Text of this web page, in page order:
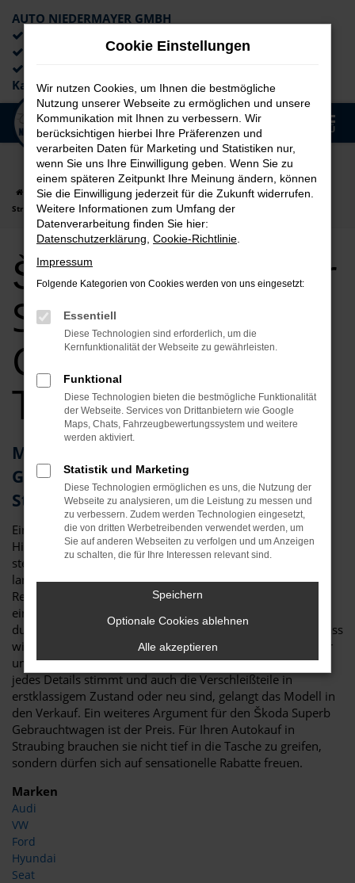
Zum
Hauptinhalt
springen
AUTO NIEDERMAYER GMBH
Lieferung an die Haustür
Kaufabwicklung
MENÜ
Startseite Straubing Škoda Škoda Superb
Škoda Superb für
Straubing Gebrauchtwagen Top Angebote
Škoda Superb für
Straubing
Gebrauchtwagen
Top Angebote
Mit dem Škoda Superb
Gebrauchtwagen unterwegs in
Straubing
Ein Škoda Superb Gebrauchtwagen ist gleich in mehrerlei
Hinsicht die perfekte Wahl für Straubing. An erster Stelle
steht die Qualität: der Škoda Superb gilt als besonders
langlebig und zeigt sich nur wenig anfällig für Pannen. Zu
Reparaturen kommt es nur selten und so erwerben Sie mit
einem Škoda Superb Gebrauchtwagen für Straubing ein
durch und durch zuverlässiges Fahrzeug. Hinzu kommt, dass
wir bei Auto Niedermayer jedes gebrauchte Fahrzeug einer
umfangreichen Kontrolle unterziehen. Nur, wenn wirklich
jedes Details stimmt und auch die Verschleißteile in
erstklassigem Zustand oder neu sind, gelangt das Modell in
den Verkauf. Ein weiteres Argument für den Škoda Superb
Gebrauchtwagen ist der Preis. Für Ihren Autokauf in
Straubing brauchen sie nicht tief in die Tasche zu greifen,
sondern dürfen sich auf sensationelle Rabatte freuen.
Marken
Audi
VW
Ford
Hyundai
Seat
Cookie Einstellungen
Wir nutzen Cookies, um Ihnen die bestmögliche
Nutzung unserer Webseite zu ermöglichen und unsere
Kommunikation mit Ihnen zu verbessern. Wir
berücksichtigen hierbei Ihre Präferenzen und
verarbeiten Daten für Marketing und Statistiken nur,
wenn Sie uns Ihre Einwilligung geben. Wenn Sie zu
einem späteren Zeitpunkt Ihre Meinung ändern, können
Sie die Einwilligung jederzeit für die Zukunft widerrufen.
Weitere Informationen zum Umfang der
Datenverarbeitung finden Sie hier:
Datenschutzerklärung Cookie-Richtlinie
Impressum
Folgende Kategorien von Cookies werden von uns eingesetzt:
Essentiell
Diese Technologien sind erforderlich, um die
Kernfunktionalität der Webseite zu gewährleisten.
Funktional
Diese Technologien bieten die bestmögliche Funktionalität
der Webseite. Services von Drittanbietern wie Google
Maps, Chats, Fahrzeugbewertungssystem und weitere
werden aktiviert.
Statistik und Marketing
Diese Technologien ermöglichen es uns, die Nutzung der
Webseite zu analysieren, um die Leistung zu messen und
zu verbessern. Zudem werden Technologien eingesetzt,
die von dritten Werbetreibenden verwendet werden, um
Sie auf anderen Webseiten zu verfolgen und um Anzeigen
zu schalten, die für Ihre Interessen relevant sind.
Speichern
Optionale Cookies ablehnen
Alle akzeptieren